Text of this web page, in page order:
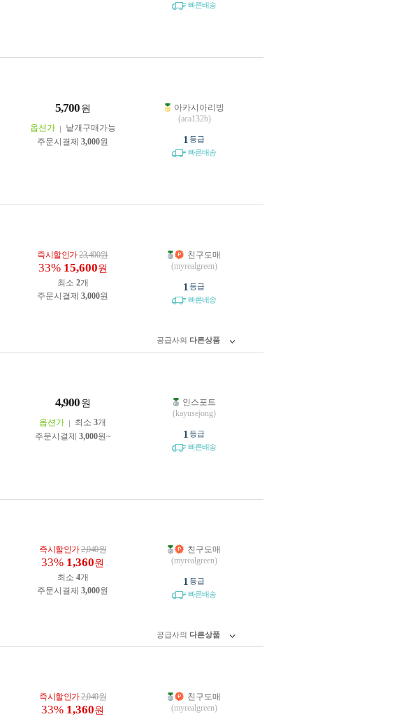
빠른배송
5,700 원
옵션가
낱개구매가능
주문시결제 3,000원
아카시아리빙
(aca132b)
1 등급
빠른배송
즉시할인가23,400원
33% 15,600원
최소 2개
주문시결제 3,000원
친구도매
(myrealgreen)
1 등급
빠른배송
공급사의 다른상품
4,900 원
옵션가 최소 3개
주문시결제 3,000원~
인스포트
(kayusejong)
1 등급
빠른배송
즉시할인가2,040원
33% 1,360원
최소 4개
주문시결제 3,000원
친구도매
(myrealgreen)
1 등급
빠른배송
공급사의 다른상품
즉시할인가2,040원
33% 1,360원
친구도매
(myrealgreen)